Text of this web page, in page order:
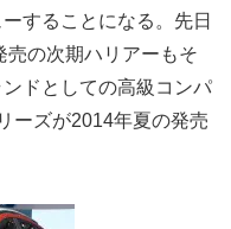
することになる。先日
の次期ハリアーもそ
ドとしての高級コンパ
ーズが2014年夏の発売